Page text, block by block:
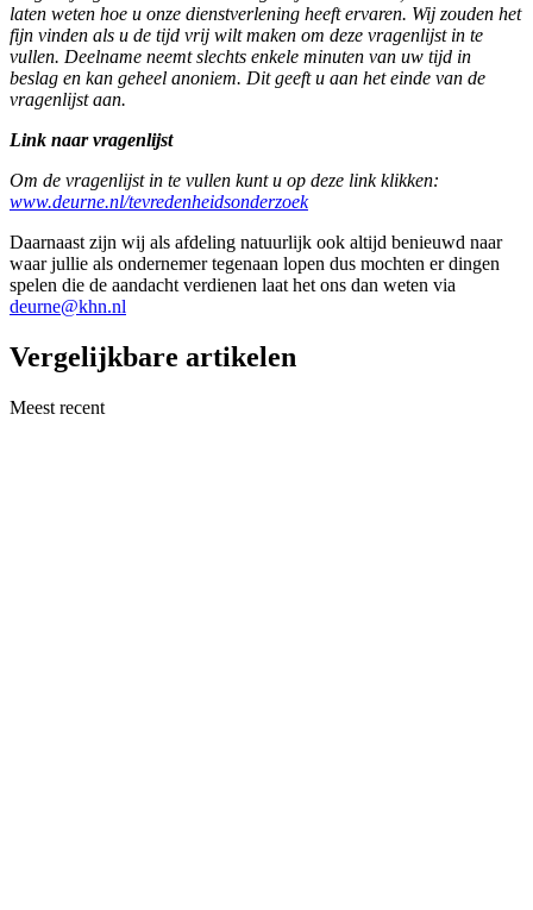
laten weten hoe u onze dienstverlening heeft ervaren. Wij zouden het
fijn vinden als u de tijd vrij wilt maken om deze vragenlijst in te
vullen. Deelname neemt slechts enkele minuten van uw tijd in
beslag en kan geheel anoniem. Dit geeft u aan het einde van de
vragenlijst aan.
Link naar vragenlijst
Om de vragenlijst in te vullen kunt u op deze link klikken:
www.deurne.nl/tevredenheidsonderzoek
Daarnaast zijn wij als afdeling natuurlijk ook altijd benieuwd naar
waar jullie als ondernemer tegenaan lopen dus mochten er dingen
spelen die de aandacht verdienen laat het ons dan weten via
deurne@khn.nl
Vergelijkbare artikelen
Meest recent